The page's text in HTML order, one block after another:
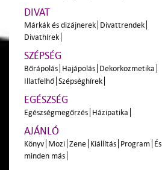
DIVAT
Márkák és dizájnerek Divattrendek
Divathírek
SZÉPSÉG
Bőrápolás Hajápolás Dekorkozmetika
Illatfelhő Szépséghírek
EGÉSZSÉG
Egészségmegőrzés Házipatika
AJÁNLÓ
Könyv Mozi Zene Kiállítás Program És
minden más